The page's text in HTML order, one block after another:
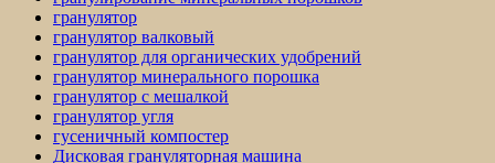
гранулятор
гранулятор валковый
гранулятор для органических удобрений
гранулятор минерального порошка
гранулятор с мешалкой
гранулятор угля
гусеничный компостер
Дисковая грануляторная машина